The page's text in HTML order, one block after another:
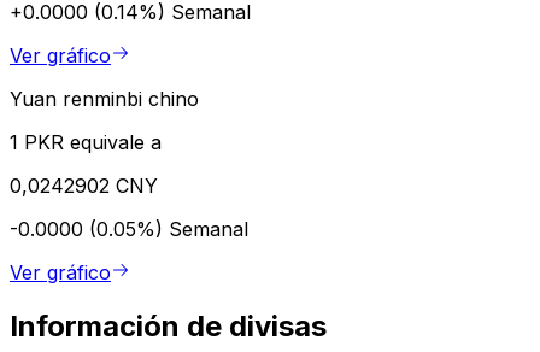
+0.0000 (0.14%) Semanal
Ver gráfico
Yuan renminbi chino
1 PKR equivale a
0,0242902 CNY
-0.0000 (0.05%) Semanal
Ver gráfico
Información de divisas